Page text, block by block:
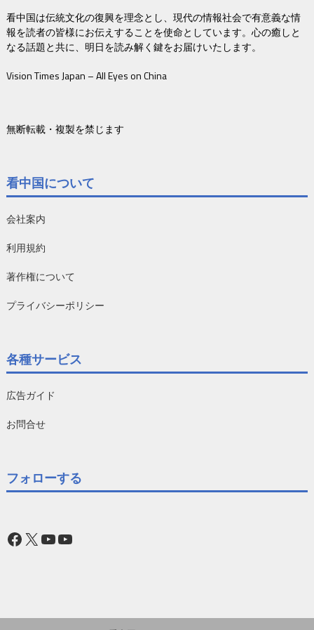
看中国は伝統文化の復興を理念とし、現代の情報社会で有意義な情
報を読者の皆様にお伝えすることを使命としています。心の癒しと
なる話題と共に、明日を読み解く鍵をお届けいたします。
Vision Times Japan – All Eyes on China
無断転載・複製を禁じます
看中国について
会社案内
利用規約
著作権について
プライバシーポリシー
各種サービス
広告ガイド
お問合せ
フォローする
Facebook
X YouTube
YouTube